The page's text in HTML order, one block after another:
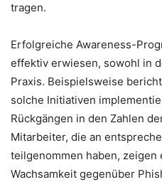
tragen.
Erfolgreiche Awareness-
effektiv erwiesen, sowohl in
Praxis. Beispielsweise
solche Initiativen
Rückgängen in den Zahlen
Mitarbeiter, die an
teilgenommen haben,
Wachsamkeit gegenüber